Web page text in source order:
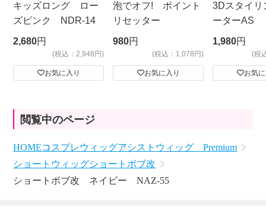
キッズロング ロー
ズピンク NDR-14
2,680円
(税込：2,948円)
お気に入り
泡でオフ! ポイント
リセッター
980円
(税込：1,078円)
お気に入り
3Dスタイリ
ーターAS
ビッグサイ
1,980円
(税
お気
閲覧中のページ
HOMEコスプレウィッグアシストウィッグ Premium
ショートウィッグショートボブ改
ショートボブ改 ネイビー NAZ-55